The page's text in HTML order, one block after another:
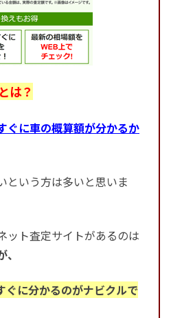
は？
ぐに車の概算額が分かるか
という方は多いと思いま
ット査定サイトがあるのは
ぐに分かるのがナビクルで